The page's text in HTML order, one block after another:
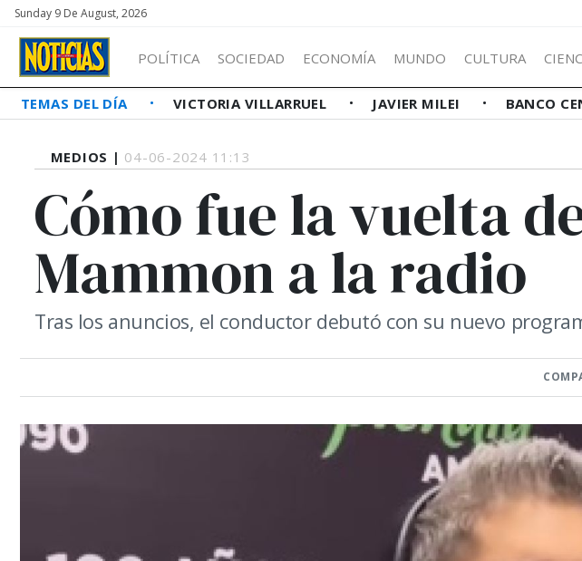
Sunday 9 De August, 2026
POLÍTICA SOCIEDAD ECONOMÍA MUNDO CULTURA
TEMAS DEL DÍA VICTORIA VILLARRUEL JAVIER MILEI BANCO
MEDIOS | 04-06-2024 11:13
Cómo fue la vuelta
Mammon a la radio
Tras los anuncios, el conductor debutó con su nuevo